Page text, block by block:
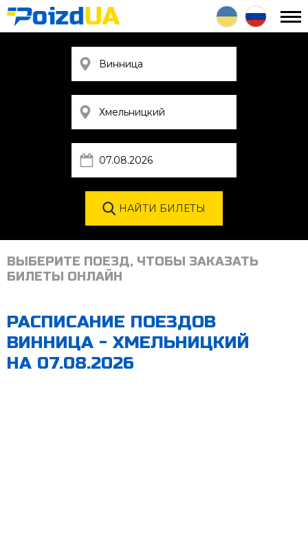
ВЫБЕРИТЕ ПОЕЗД, ЧТОБЫ ЗАКАЗАТЬ
БИЛЕТЫ ОНЛАЙН
РАСПИСАНИЕ ПОЕЗДОВ
ВИННИЦА - ХМЕЛЬНИЦКИЙ
НА 07.08.2026